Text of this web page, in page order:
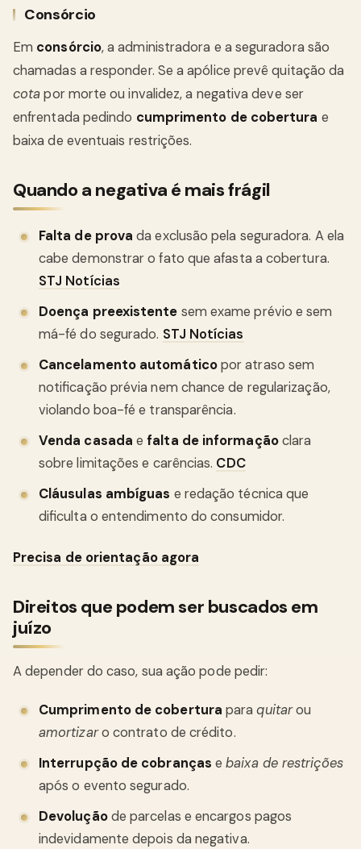
Consórcio
Em consórcio, a administradora e a seguradora são
chamadas a responder. Se a apólice prevê quitação da
cotapor morte ou invalidez, a negativa deve ser
enfrentada pedindo cumprimento de cobertura e
baixa de eventuais restrições.
Quando a negativa é mais frágil
Falta de prova da exclusão pela seguradora. A ela
cabe demonstrar o fato que afasta a cobertura.
STJ Notícias
Doença preexistente sem exame prévio e sem
má-fé do segurado. STJ Notícias
Cancelamento automáticopor atraso sem
notificação prévia nem chance de regularização,
violando boa-fé e transparência.
Venda casada efalta de informaçãoclara
sobre limitações e carências. CDC
Cláusulas ambíguas e redação técnica que
dificulta o entendimento do consumidor.
Precisa de orientação agora
Direitos que podem ser buscados em
juízo
A depender do caso, sua ação pode pedir:
Cumprimento de cobertura paraquitarou
amortizaro contrato de crédito.
Interrupção de cobranças ebaixa de restrições
após o evento segurado.
Devoluçãode parcelas e encargos pagos
indevidamente depois da negativa.